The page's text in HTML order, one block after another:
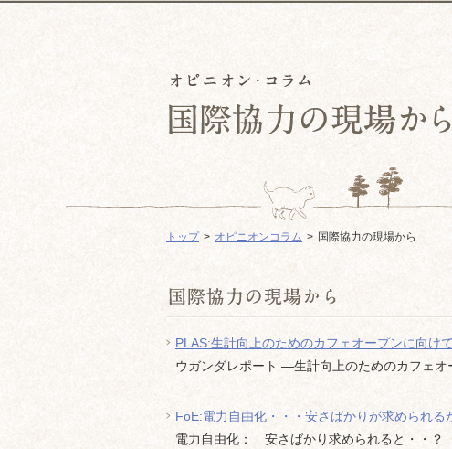
トップ オピニオンコラム 国際協力の現場から
PLAS:生計向上のためのカフェオープンに向けて
ウガンダレポート ―生計向上のためのカフェ
FoE:電力自由化・・・安さばかりが求められる
電力自由化： 安さばかり求められると・・？